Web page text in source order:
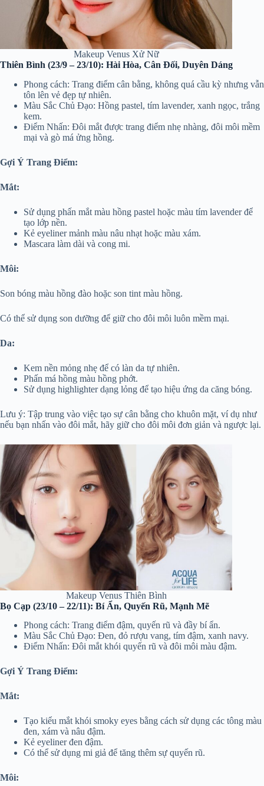
Makeup Venus Xử Nữ
Thiên Bình (23/9 – 23/10): Hài Hòa, Cân Đối, Duyên Dáng
Phong cách: Trang điểm cân bằng, không quá cầu kỳ nhưng vẫn
tôn lên vẻ đẹp tự nhiên.
Màu Sắc Chủ Đạo: Hồng pastel, tím lavender, xanh ngọc, trắng
kem.
Điểm Nhấn: Đôi mắt được trang điểm nhẹ nhàng, đôi môi mềm
mại và gò má ửng hồng.
Gợi Ý Trang Điểm:
Mắt:
Sử dụng phấn mắt màu hồng pastel hoặc màu tím lavender để
tạo lớp nền.
Kẻ eyeliner mảnh màu nâu nhạt hoặc màu xám.
Mascara làm dài và cong mi.
Môi:
Son bóng màu hồng đào hoặc son tint màu hồng.
Có thể sử dụng son dưỡng để giữ cho đôi môi luôn mềm mại.
Da:
Kem nền mỏng nhẹ để có làn da tự nhiên.
Phấn má hồng màu hồng phớt.
Sử dụng highlighter dạng lỏng để tạo hiệu ứng da căng bóng.
Lưu ý: Tập trung vào việc tạo sự cân bằng cho khuôn mặt, ví dụ như
nếu bạn nhấn vào đôi mắt, hãy giữ cho đôi môi đơn giản và ngược lại.
Makeup Venus Thiên Bình
Bọ Cạp (23/10 – 22/11): Bí Ẩn, Quyến Rũ, Mạnh Mẽ
Phong cách: Trang điểm đậm, quyến rũ và đầy bí ẩn.
Màu Sắc Chủ Đạo: Đen, đỏ rượu vang, tím đậm, xanh navy.
Điểm Nhấn: Đôi mắt khói quyến rũ và đôi môi màu đậm.
Gợi Ý Trang Điểm:
Mắt:
Tạo kiểu mắt khói smoky eyes bằng cách sử dụng các tông màu
đen, xám và nâu đậm.
Kẻ eyeliner đen đậm.
Có thể sử dụng mi giả để tăng thêm sự quyến rũ.
Môi: